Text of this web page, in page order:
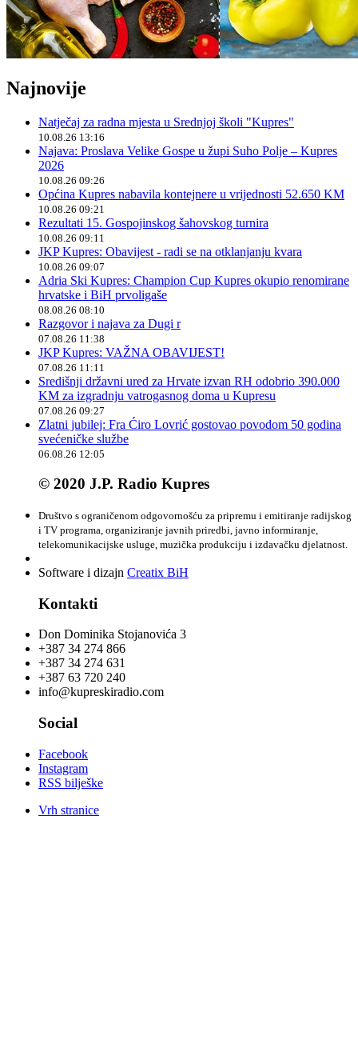
Najnovije
Natječaj za radna mjesta u Srednjoj školi "Kupres"
10.08.26 13:16
Najava: Proslava Velike Gospe u župi Suho Polje – Kupres
2026
10.08.26 09:26
Općina Kupres nabavila kontejnere u vrijednosti 52.650 KM
10.08.26 09:21
Rezultati 15. Gospojinskog šahovskog turnira
10.08.26 09:11
JKP Kupres: Obavijest - radi se na otklanjanju kvara
10.08.26 09:07
Adria Ski Kupres: Champion Cup Kupres okupio renomirane
hrvatske i BiH prvoligaše
08.08.26 08:10
Razgovor i najava za Dugi r
07.08.26 11:38
JKP Kupres: VAŽNA OBAVIJEST!
07.08.26 11:11
Središnji državni ured za Hrvate izvan RH odobrio 390.000
KM za izgradnju vatrogasnog doma u Kupresu
07.08.26 09:27
Zlatni jubilej: Fra Ćiro Lovrić gostovao povodom 50 godina
svećeničke službe
06.08.26 12:05
© 2020 J.P. Radio Kupres
Društvo s ograničenom odgovornošću za pripremu i emitiranje radijskog
i TV programa, organiziranje javnih priredbi, javno informiranje,
telekomunikacijske usluge, muzička produkciju i izdavačku djelatnost.
Software i dizajn Creatix BiH
Kontakti
Don Dominika Stojanovića 3
+387 34 274 866
+387 34 274 631
+387 63 720 240
info@kupreskiradio.com
Social
Facebook
Instagram
RSS bilješke
Vrh stranice